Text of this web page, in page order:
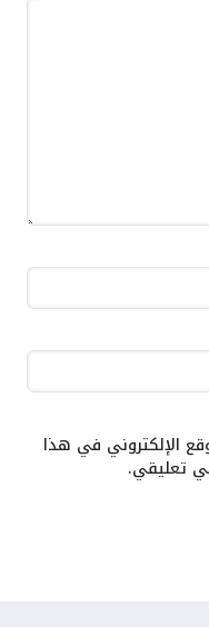
الإلكتروني في هذا
تعليقي.